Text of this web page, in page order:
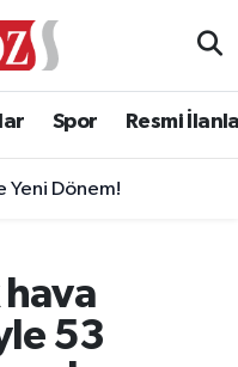
Spor Resmi
Yeni Dönem!
hava
53
Fikstür